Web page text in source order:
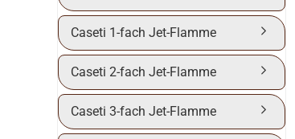
Caseti 1-fach Jet-Flamme
Caseti 2-fach Jet-Flamme
Caseti 3-fach Jet-Flamme